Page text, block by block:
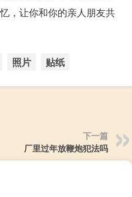
，让你和你的亲人朋友共
照片 贴纸
下一篇
厂里过年放鞭炮犯法吗